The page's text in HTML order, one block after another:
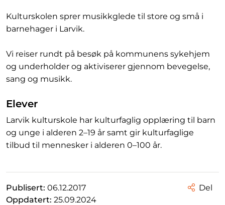
Kulturskolen sprer musikkglede til store og små i
barnehager i Larvik.
Vi reiser rundt på besøk på kommunens sykehjem
og underholder og aktiviserer gjennom bevegelse,
sang og musikk.
Elever
Larvik kulturskole har kulturfaglig opplæring til barn
og unge i alderen 2–19 år samt gir kulturfaglige
tilbud til mennesker i alderen 0–100 år.
Publisert: 06.12.2017
Oppdatert: 25.09.2024
Del